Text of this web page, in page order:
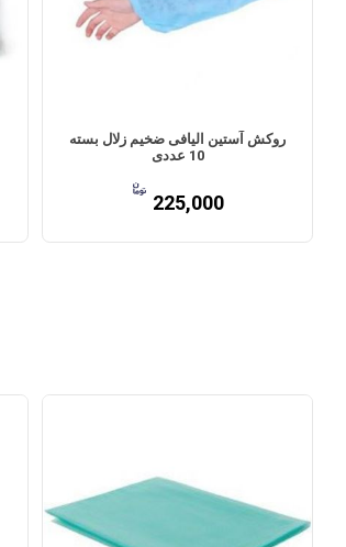
روکش آستین الیافی ضخیم زلال بسته
10 عددی
225,000